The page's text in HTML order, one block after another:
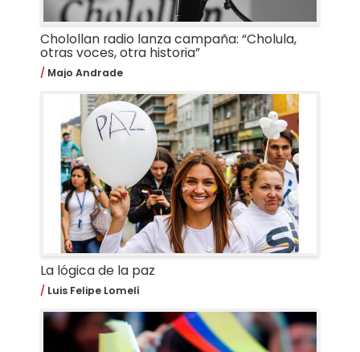
Cholollan radio lanza campaña: “Cholula,
otras voces, otra historia”
Majo Andrade
La lógica de la paz
Luis Felipe Lomelí